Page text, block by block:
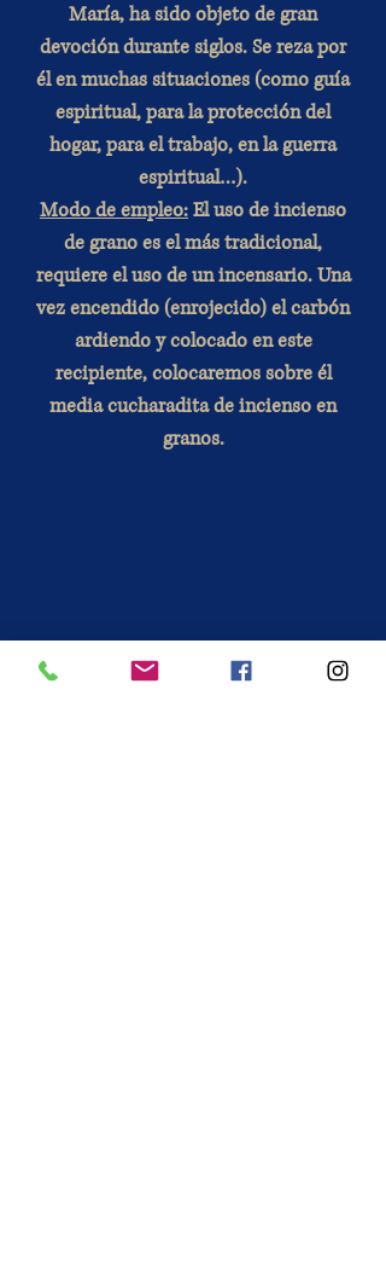
María, ha sido objeto de gran
devoción durante siglos. Se reza por
él en muchas situaciones (como guía
espiritual, para la protección del
hogar, para el trabajo, en la guerra
espiritual…).
Modo de empleo:El uso de incienso
de grano es el más tradicional,
requiere el uso de un incensario. Una
vez encendido (enrojecido) el carbón
ardiendo y colocado en este
recipiente, colocaremos sobre él
media cucharadita de incienso en
granos.